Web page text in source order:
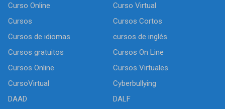
Curso Online
Curso Virtual
Cursos
Cursos Cortos
Cursos de idiomas
cursos de inglés
Cursos gratuitos
Cursos On Line
Cursos Online
Cursos Virtuales
CursoVirtual
Cyberbullying
DAAD
DALF